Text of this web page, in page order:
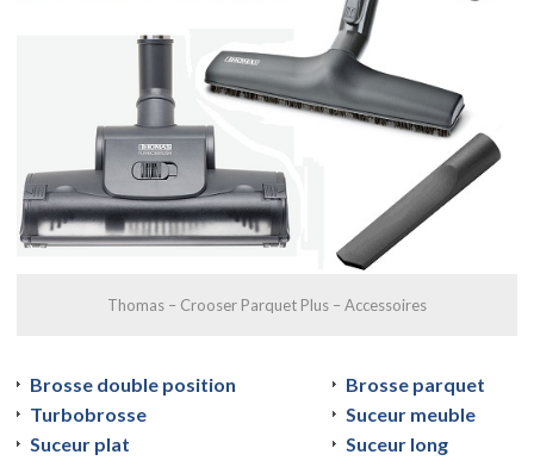
Thomas – Crooser Parquet Plus – Accessoires
Brosse double position
Brosse parquet
Turbobrosse
Suceur meuble
Suceur plat
Suceur long